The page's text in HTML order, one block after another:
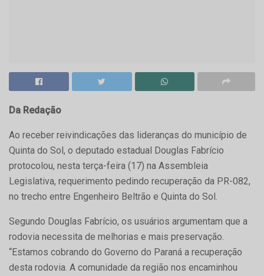
Da Redação
Ao receber reivindicações das lideranças do município de
Quinta do Sol, o deputado estadual Douglas Fabrício
protocolou, nesta terça-feira (17) na Assembleia
Legislativa, requerimento pedindo recuperação da PR-082,
no trecho entre Engenheiro Beltrão e Quinta do Sol.
Segundo Douglas Fabrício, os usuários argumentam que a
rodovia necessita de melhorias e mais preservação.
“Estamos cobrando do Governo do Paraná a recuperação
desta rodovia. A comunidade da região nos encaminhou